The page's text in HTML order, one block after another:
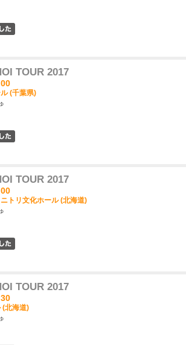
TOUR 2017
(千葉県)
TOUR 2017
トリ文化ホール (北海道)
TOUR 2017
(北海道)